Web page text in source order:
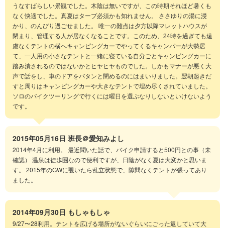
うなすばらしい景観でした。木陰は無いですが、この時期それほど暑くも
なく快適でした。真夏はタープ必須かも知れません。 ささゆりの湯に浸
かり、のんびり過ごせました。 唯一の難点は夕方以降マレットハウスが
閉まり、管理する人が居なくなることです。このため、24時を過ぎても遠
慮なくテントの横へキャンピングカーでやってくるキャンパーが大勢居
て、一人用の小さなテントと一緒に寝ている自分ごとキャンピングカーに
踏み潰されるのではないかとヒヤヒヤものでした。しかもマナーが悪く大
声で話をし、車のドアをバタンと閉めるのにはまいりました。翌朝起きだ
すと周りはキャンピングカーや大きなテントで埋め尽くされていました。
ソロのバイクツーリングで行くには曜日を選ぶなりしないといけないよう
です。
2015年05月16日 班長＠愛知みよし
2014年4月に利用。 最近聞いた話で、バイク申請すると500円との事（未
確認） 温泉は徒歩圏なので便利ですが、日陰がなく夏は大変かと思いま
す。 2015年のGWに覗いたら乱立状態で、隙間なくテントが張ってあり
ました。
2014年09月30日 もしゃもしゃ
9/27〜28利用。テントを広げる場所がないぐらいにごった返していて大